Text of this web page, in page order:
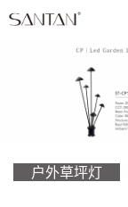
户外草坪灯